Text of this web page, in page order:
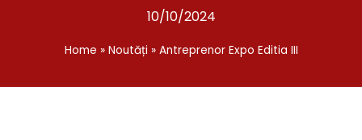
10/10/2024
Home » Noutăți » Antreprenor Expo Editia III